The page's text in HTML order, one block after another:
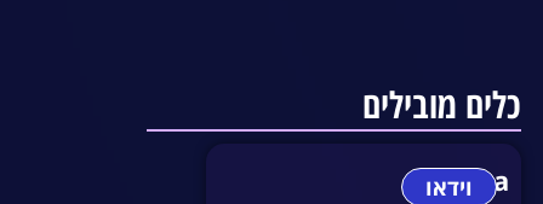
כלים מובילים
וידאוSora